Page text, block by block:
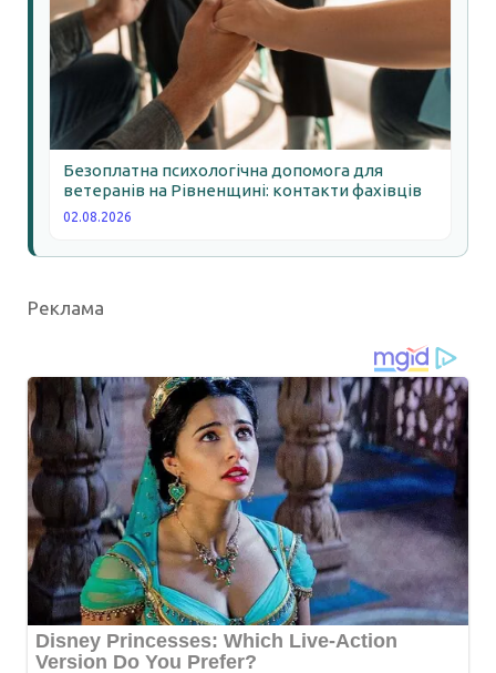
Безоплатна психологічна допомога для
ветеранів на Рівненщині: контакти фахівців
02.08.2026
Реклама